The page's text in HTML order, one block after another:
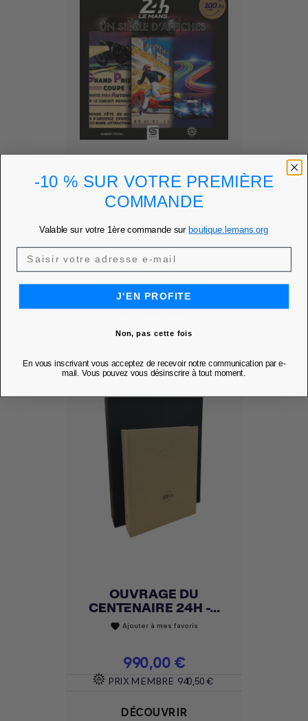
UN SIÈCLE
D’AFFICHES...
favorite Ajouter à mes favoris
Prix
36,00 €
PRIX MEMBRE 34,20 €
DÉCOUVRIR
OUVRAGE DU
CENTENAIRE 24H -...
favorite Ajouter à mes favoris
Prix
990,00 €
PRIX MEMBRE 940,50 €
DÉCOUVRIR
-10 % SUR VOTRE PREMIÈRE
COMMANDE
Valable sur votre 1ère commande sur boutique.lemans.org
J'EN PROFITE
Non, pas cette fois
En vous inscrivant vous acceptez de recevoir notre communication par e-
mail. Vous pouvez vous désinscrire à tout moment.